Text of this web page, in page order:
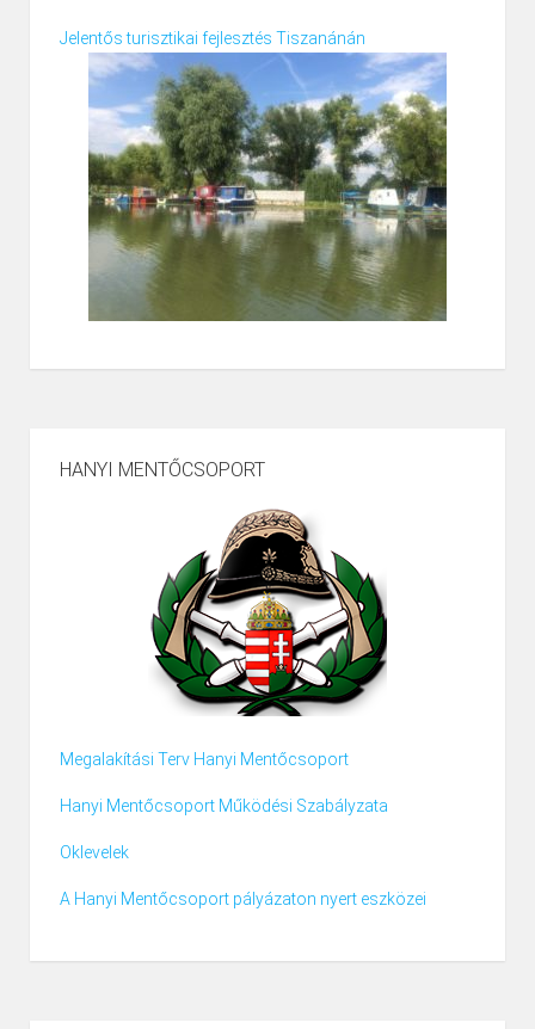
Jelentős turisztikai fejlesztés Tiszanánán
HANYI MENTŐCSOPORT
Megalakítási Terv Hanyi Mentőcsoport
Hanyi Mentőcsoport Működési Szabályzata
Oklevelek
A Hanyi Mentőcsoport pályázaton nyert eszközei